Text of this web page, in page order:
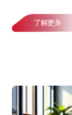
了解更多